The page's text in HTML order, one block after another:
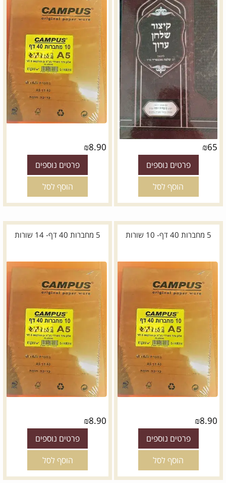
₪65
פרטים נוספים
הוסף לסל
₪8.90
פרטים נוספים
הוסף לסל
5 מחברות 40 דף- 10 שורות
₪8.90
פרטים נוספים
הוסף לסל
5 מחברות 40 דף- 14 שורות
₪8.90
פרטים נוספים
הוסף לסל